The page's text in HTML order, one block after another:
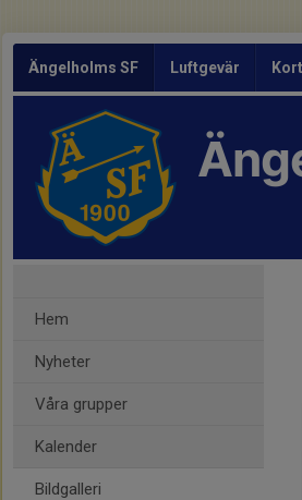
Ängelholms SF Luftgevär
Hem
Nyheter
Våra grupper
Kalender
Bildgalleri